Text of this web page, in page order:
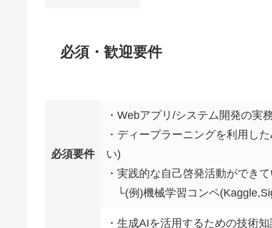
必須・歓迎要件
必須要件
・Webアプリ/システム開発の
・ディープラーニングを利用し
い)
・実践的な自己啓発活動ができ
└(例)機械学習コンペ
・生成AIを活用するための技術